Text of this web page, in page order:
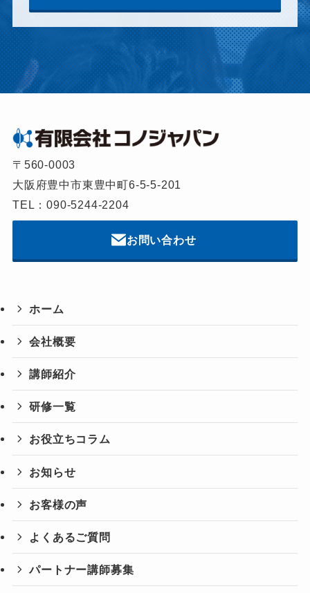
〒560-0003
大阪府豊中市東豊中町6-5-5-201
TEL：090-5244-2204
お問い合わせ
ホーム
会社概要
講師紹介
研修一覧
お役立ちコラム
お知らせ
お客様の声
よくあるご質問
パートナー講師募集